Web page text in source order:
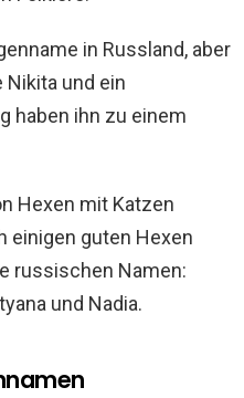
in Russland, aber
Nikita und ein
haben ihn zu einem
Hexen mit Katzen
einigen guten Hexen
russischen Namen:
und Nadia.